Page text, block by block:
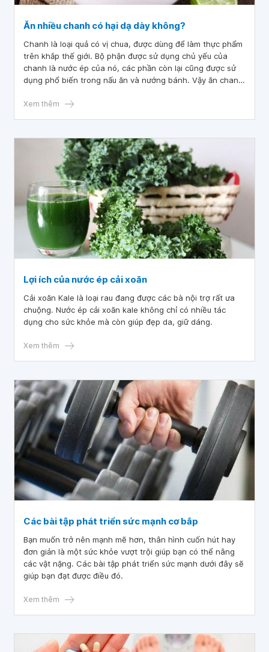
Ăn nhiều chanh có hại dạ dày không?
Chanh là loại quả có vị chua, được dùng để làm thực phẩm
trên khắp thế giới. Bộ phận được sử dụng chủ yếu của
chanh là nước ép của nó, các phần còn lại cũng được sử
dụng phổ biến trong nấu ăn và nướng bánh. Vậy ăn chanh
sau sẽ giúp bạn giải đáp thắc mắc.
Xem thêm
Lợi ích của nước ép cải xoăn
Cải xoăn Kale là loại rau đang được các bà nội trợ rất ưa
chuộng. Nước ép cải xoăn kale không chỉ có nhiều tác
dụng cho sức khỏe mà còn giúp đẹp da, giữ dáng.
Xem thêm
Các bài tập phát triển sức mạnh cơ bắp
Bạn muốn trở nên mạnh mẽ hơn, thân hình cuốn hút hay
đơn giản là một sức khỏe vượt trội giúp bạn có thể nâng
các vật nặng. Các bài tập phát triển sức mạnh dưới đây sẽ
giúp bạn đạt được điều đó.
Xem thêm